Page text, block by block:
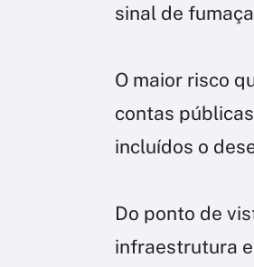
sinal de
O maior risco
contas
incluídos o
Do ponto de
infraestrutura e